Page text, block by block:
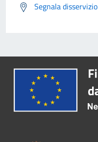
Segnala disservizio